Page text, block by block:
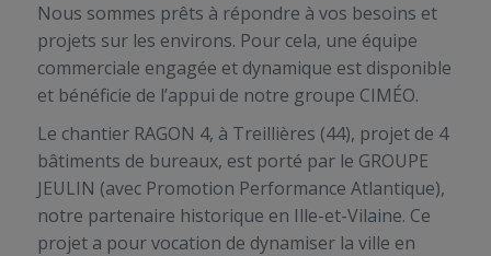
Nous sommes prêts à répondre à vos besoins et
projets sur les environs. Pour cela, une équipe
commerciale engagée et dynamique est disponible
et bénéficie de l’appui de notre groupe CIMÉO.
Le chantier RAGON 4, à Treillières (44), projet de 4
bâtiments de bureaux, est porté par le GROUPE
JEULIN (avec Promotion Performance Atlantique),
notre partenaire historique en Ille-et-Vilaine. Ce
projet a pour vocation de dynamiser la ville en